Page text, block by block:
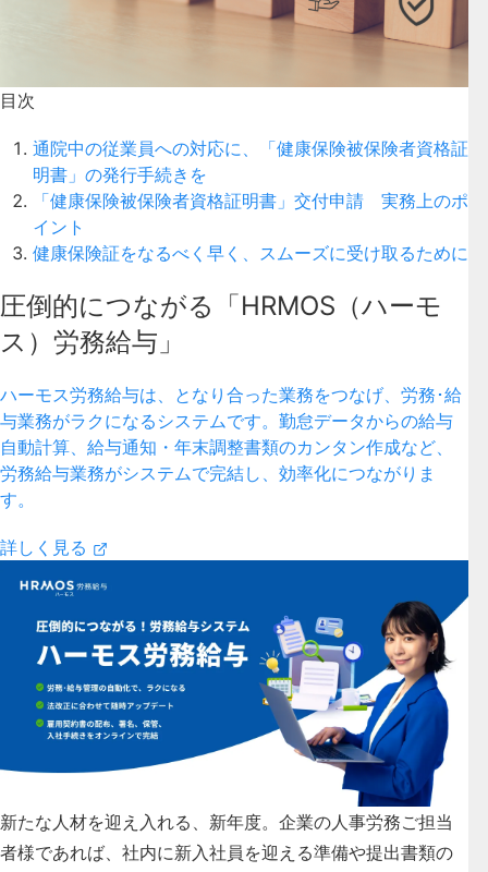
目次
通院中の従業員への対応に、「健康保険被保険者資格証
明書」の発行手続きを
「健康保険被保険者資格証明書」交付申請 実務上のポ
イント
健康保険証をなるべく早く、スムーズに受け取るために
圧倒的につながる「HRMOS（ハーモ
ス）労務給与」
ハーモス労務給与は、となり合った業務をつなげ、労務･給
与業務がラクになるシステムです。勤怠データからの給与
自動計算、給与通知・年末調整書類のカンタン作成など、
労務給与業務がシステムで完結し、効率化につながりま
す。
詳しく見る
新たな人材を迎え入れる、新年度。企業の人事労務ご担当
者様であれば、社内に新入社員を迎える準備や提出書類の